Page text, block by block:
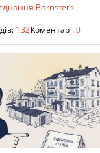
Barristers
132Коментарі:0